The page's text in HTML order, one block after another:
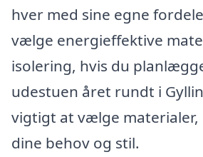
hver med sine egne
vælge energieffektive
isolering, hvis du
udestuen året rundt i
vigtigt at vælge materialer,
dine behov og stil.